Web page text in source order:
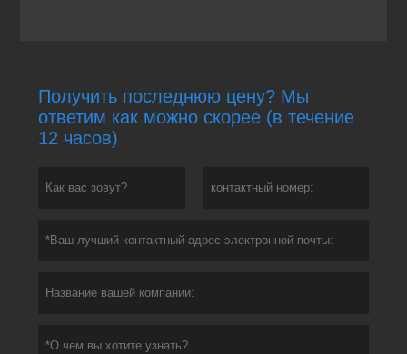
Получить последнюю цену? Мы
ответим как можно скорее (в течение
12 часов)